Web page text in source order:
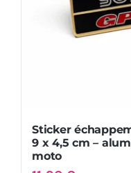
Sticker
9 x 4,5 cm –
moto